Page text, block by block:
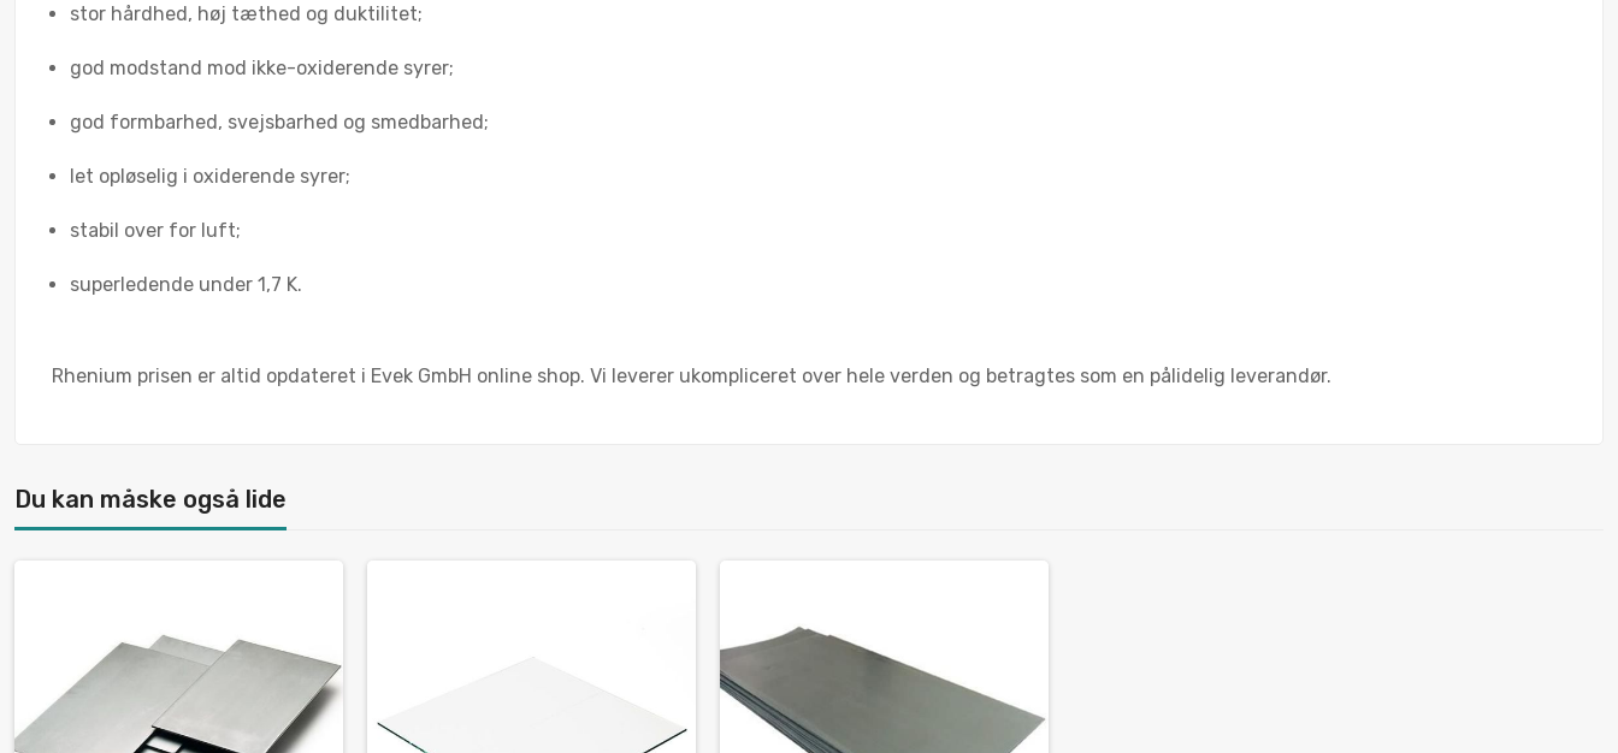
stor hårdhed, høj tæthed og duktilitet;
god modstand mod ikke-oxiderende syrer;
god formbarhed, svejsbarhed og smedbarhed;
let opløselig i oxiderende syrer;
stabil over for luft;
superledende under 1,7 K.
Rhenium prisen er altid opdateret i Evek GmbH online shop. Vi leverer ukompliceret over hele verden og betragtes som en pålidelig leverandør.
Du kan måske også lide